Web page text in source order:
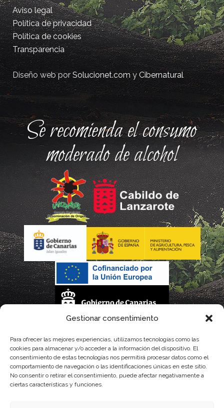
Gestionar consentimiento
Para ofrecer las mejores experiencias, utilizamos tecnologías como las
cookies para almacenar y/o acceder a la información del dispositivo. El
consentimiento de estas tecnologías nos permitirá procesar datos como el
comportamiento de navegación o las identificaciones únicas en este sitio.
No consentir o retirar el consentimiento, puede afectar negativamente a
ciertas características y funciones.
Aviso legal
Política de privacidad
Política de cookies
Transparencia
Diseño web porSolucionet.comyCibernatural
Se recomienda el consumo
moderado de alcohol
parcialmente, por el Gobierno de Canarias
con fondos provenientes del presupuesto de gastos del Instituto Canario de
Calidad Agroalimentaria